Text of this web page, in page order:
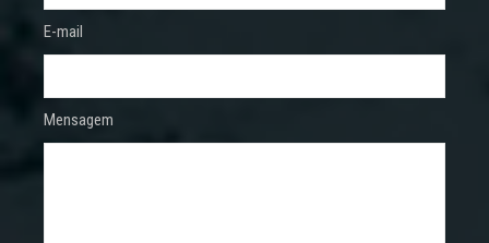
E-mail
Mensagem